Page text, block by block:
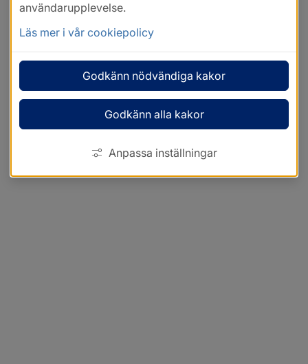
användarupplevelse.
Läs mer i vår cookiepolicy
Godkänn nödvändiga kakor
Godkänn alla kakor
Anpassa inställningar